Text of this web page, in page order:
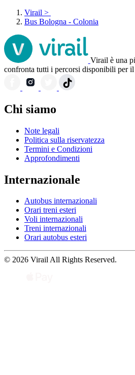
Virail >
Bus Bologna - Colonia
Virail è una
confronta tutti i percorsi disponibili per
Chi siamo
Note legali
Politica sulla riservatezza
Termini e Condizioni
Approfondimenti
Internazionale
Autobus internazionali
Orari treni esteri
Voli internazionali
Treni internazionali
Orari autobus esteri
© 2026 Virail All Rights Reserved.